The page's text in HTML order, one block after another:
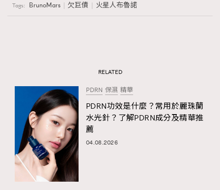
Tags: BrunoMars 欠巨債 火星人布魯諾
RELATED
PDRN 保濕 精華
PDRN功效是什麼？常用於麗珠蘭
水光針？了解PDRN成分及精華推
薦
04.08.2026